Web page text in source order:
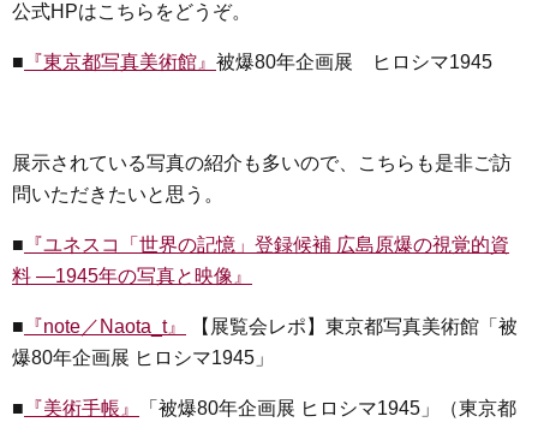
公式HPはこちらをどうぞ。
■ 『東京都写真美術館』 被爆80年企画展 ヒロシマ1945
展示されている写真の紹介も多いので、こちらも是非ご訪
問いただきたいと思う。
■ 『ユネスコ「世界の記憶」登録候補 広島原爆の視覚的資
料 ―1945年の写真と映像』
■ 『note／Naota_t』
【展覧会レポ】東京都写真美術館「被
爆80年企画展 ヒロシマ1945」
■ 『美術手帳』
「被爆80年企画展 ヒロシマ1945」（東京都